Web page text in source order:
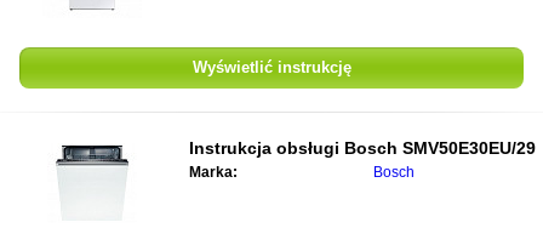
Wyświetlić instrukcję
Instrukcja obsługi Bosch SMV50E30EU/29
Marka: Bosch